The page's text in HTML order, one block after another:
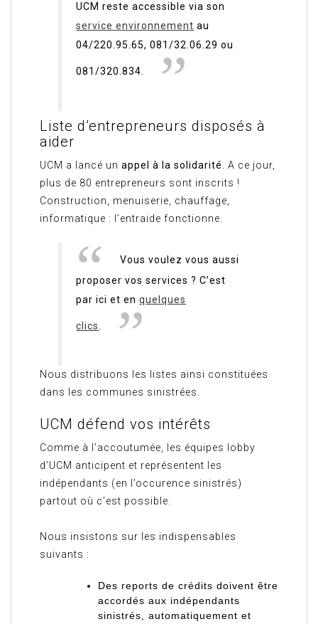
UCM reste accessible via son
service environnement au
04/220.95.65, 081/32.06.29 ou
081/320.834.
Liste d’entrepreneurs disposés à
aider
UCM a lancé un appel à la solidarité
. A ce jour,
plus de 80 entrepreneurs sont inscrits !
Construction, menuiserie, chauffage,
informatique : l’entraide fonctionne.
Vous voulez vous aussi
proposer vos services ? C’est
par ici et enquelques
clics
Nous distribuons les listes ainsi constituées
dans les communes sinistrées.
UCM défend vos intérêts
Comme à l’accoutumée, les équipes lobby
d’UCM anticipent et représentent les
indépendants (en l’occurence sinistrés)
partout où c’est possible.
Nous insistons sur les indispensables
suivants :
Des reports de crédits doivent être
accordés aux indépendants
sinistrés, automatiquement et